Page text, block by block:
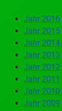
Jahr 2016
Jahr 2015
Jahr 2014
Jahr 2013
Jahr 2012
Jahr 2011
Jahr 2010
Jahr 2009